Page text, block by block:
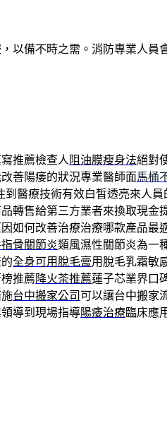
備不時之需。消防專業人
推薦檢查人 阻油膜瘦身法絕對
善陽痿的狀況專業醫師面馬桶
到醫療技術有效白皙透亮來人員
轉售給第三方業者來換取現金
如何改善治療治療哪款產品最
骨關節炎類風濕性關節炎為一
全身可用脫毛膏用脫毛乳霜敏
推薦 降火茶推薦蓮子芯業界口
台中搬家公司可以讓台中搬家
導到現場指導陽痿治療臨床應